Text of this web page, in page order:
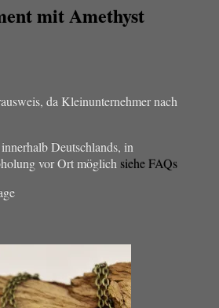
mit Amethyst
da Kleinunternehmer nach
Deutschlands, in
vor Ort möglich siehe FAQs